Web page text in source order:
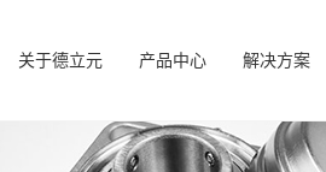
关于德立元 产品中心 解决方案